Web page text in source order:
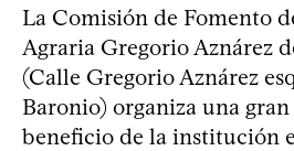
La Comisión de Fomento
Agraria Gregorio Aznárez
(Calle Gregorio Aznárez
Baronio) organiza una gran
beneficio de la institución